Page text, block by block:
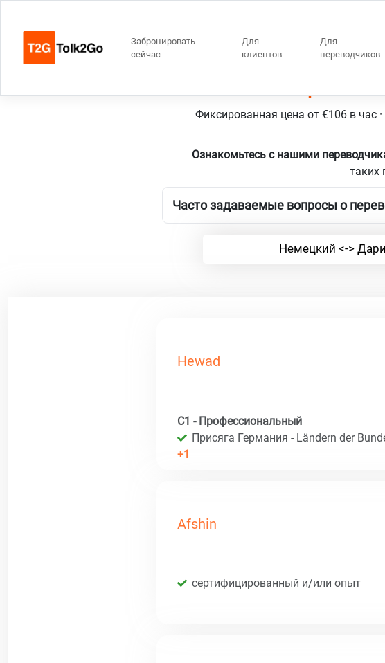
Забронировать
сейчас
Для
клиентов
Для
переводчиков
Фиксированная цена от €106 в час
Ознакомьтесь с нашими
таких
Часто задаваемые вопросы о
Немецкий <-> Дари
Hewad
C1 - Профессиональный
Присяга Германия - Ländern der
+1
Afshin
сертифицированный и/или опыт